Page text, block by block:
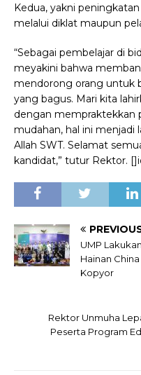
Kedua, yakni
melalui diklat maupun
“Sebagai pembelajar di
meyakini bahwa
mendorong orang untuk
yang bagus. Mari kita
dengan mempraktekkan
mudahan, hal ini menjadi
Allah SWT. Selamat
kandidat,” tutur Rektor.
UMP
Hainan
Kopyor
Rektor Unmuha
Peserta Program